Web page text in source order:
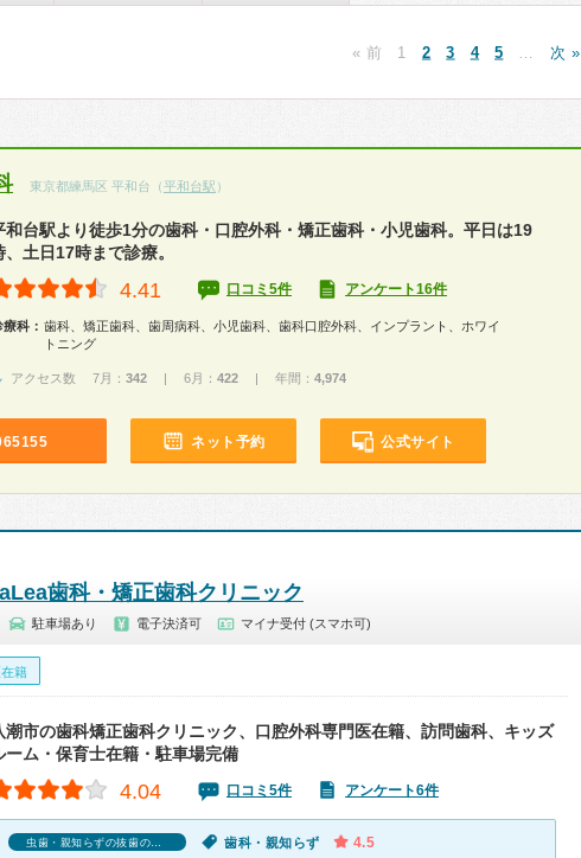
« 前 1 2 3 4 5 次 »
東京都練馬区 平和台（平和台駅 ）
和台駅より徒歩1分の歯科・口腔外科・矯正歯科・小児歯科。平日は19
、土日17時まで診療。
4.41 口コミ5件 アンケート16件
療科： 歯科、矯正歯科、歯周病科、小児歯科、歯科口腔外科、インプラント、ホワイ
トニング
アクセス数 7月： 342 | 6月： 422 | 年間： 4,974
ネット予約 公式サイト
歯科・矯正歯科クリニック
駐車場あり 電子決済可 マイナ受付 (スマホ可)
籍
潮市の歯科矯正歯科クリニック、口腔外科専門医在籍、訪問歯科、キッズ
ーム・保育士在籍・駐車場完備
4.04 口コミ5件 アンケート6件
虫歯・親知らずの抜歯の口コミ 歯科・親知らず 4.5